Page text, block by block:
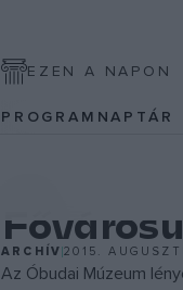
EZEN A NAPON
PROGRAMNAPTÁR
ARCHÍV2015.
Az Óbudai Múzeum